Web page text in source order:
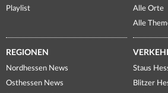
Playlist
Alle Orte
Alle
REGIONEN
Nordhessen News
Osthessen News
Staus
Blitzer